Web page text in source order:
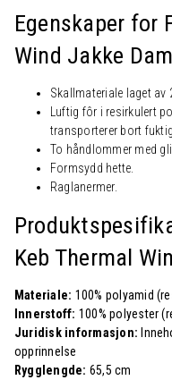
Egenskaper for
Wind Jakke
Skallmateriale laget av
Luftig fôr i resirkulert
transporterer bort
To håndlommer med
Formsydd hette.
Raglanermer.
Keb Thermal
Materiale: 100% polyamid
Innerstoff: 100% polyester
Juridisk informasjon:
opprinnelse
Rygglengde: 65,5 cm